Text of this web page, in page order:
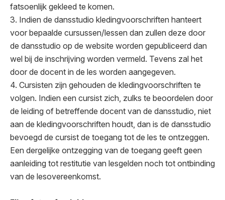
fatsoenlijk gekleed te komen.
3. Indien de dansstudio kledingvoorschriften hanteert
voor bepaalde cursussen/lessen dan zullen deze door
de dansstudio op de website worden gepubliceerd dan
wel bij de inschrijving worden vermeld. Tevens zal het
door de docent in de les worden aangegeven.
4. Cursisten zijn gehouden de kledingvoorschriften te
volgen. Indien een cursist zich, zulks te beoordelen door
de leiding of betreffende docent van de dansstudio, niet
aan de kledingvoorschriften houdt, dan is de dansstudio
bevoegd de cursist de toegang tot de les te ontzeggen.
Een dergelijke ontzegging van de toegang geeft geen
aanleiding tot restitutie van lesgelden noch tot ontbinding
van de lesovereenkomst.